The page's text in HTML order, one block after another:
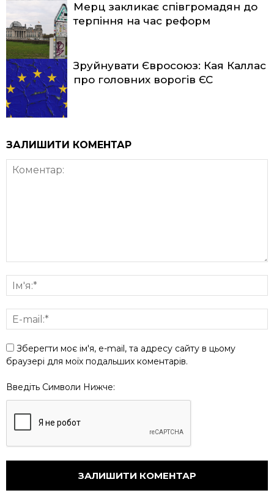
Мерц закликає співгромадян до
терпіння на час реформ
Зруйнувати Євросоюз: Кая Каллас
про головних ворогів ЄС
ЗАЛИШИТИ КОМЕНТАР
Зберегти моє ім'я, e-mail, та адресу сайту в цьому
браузері для моїх подальших коментарів.
Введіть Символи Нижче: